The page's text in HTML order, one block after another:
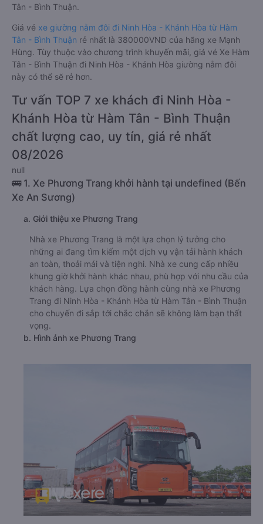
Tân - Bình Thuận.
Giá vé xe giường nằm đôi đi Ninh Hòa - Khánh Hòa từ Hàm
Tân - Bình Thuận rẻ nhất là 380000VND của hãng xe Mạnh
Hùng. Tùy thuộc vào chương trình khuyến mãi, giá vé Xe Hàm
Tân - Bình Thuận đi Ninh Hòa - Khánh Hòa giường nằm đôi
này có thể sẽ rẻ hơn.
Tư vấn TOP 7 xe khách đi Ninh Hòa -
Khánh Hòa từ Hàm Tân - Bình Thuận
chất lượng cao, uy tín, giá rẻ nhất
08/2026
null
🚌 1. Xe Phương Trang khởi hành tại undefined (Bến
Xe An Sương)
a. Giới thiệu xe Phương Trang
Nhà xe Phương Trang là một lựa chọn lý tưởng cho
những ai đang tìm kiếm một dịch vụ vận tải hành khách
an toàn, thoải mái và tiện nghi. Nhà xe cung cấp nhiều
khung giờ khởi hành khác nhau, phù hợp với nhu cầu của
khách hàng. Lựa chọn đồng hành cùng nhà xe Phương
Trang đi Ninh Hòa - Khánh Hòa từ Hàm Tân - Bình Thuận
cho chuyến đi sắp tới chắc chắn sẽ không làm bạn thất
vọng.
b. Hình ảnh xe Phương Trang